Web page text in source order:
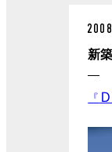
新
『 Ｄ